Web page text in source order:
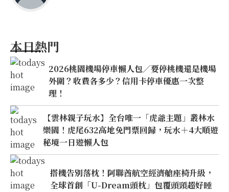
本日熱門
2026桃園機場停車懶人包／要停桃機還是機場
外圍？收費各多少？信用卡停車優惠一次整
理！
【雲林親子玩水】全台唯一「虎爺主題」叢林水
樂園！虎尾632高地免門票回歸，玩水＋4大順遊
秘境一日遊懶人包
搭機告別落枕！阿聯酋航空經濟艙座椅升級，
全球首創「U-Dream頭枕」包覆頭頸超好睡